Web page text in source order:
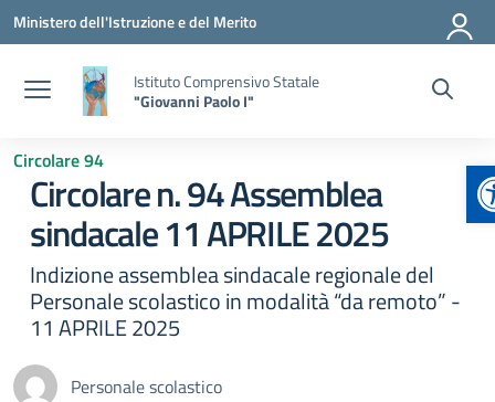
Vai ai contenuti
Vai al menu di navigazione
Vai al footer
Ministero dell'Istruzione e del Merito
Istituto Comprensivo Statale
"Giovanni Paolo I"
Circolare 94
Circolare n. 94 Assemblea
sindacale 11 APRILE 2025
Indizione assemblea sindacale regionale del
Personale scolastico in modalità “da remoto” -
11 APRILE 2025
Personale scolastico